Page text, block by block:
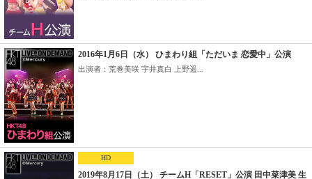
2016年1月6日（水） ひまわり組「ただいま 恋愛中」公演
出演者：荒巻美咲 宇井真白 上野遥...
HD
2019年8月17日（土） チームH「RESET」公演 田中菜津美 生